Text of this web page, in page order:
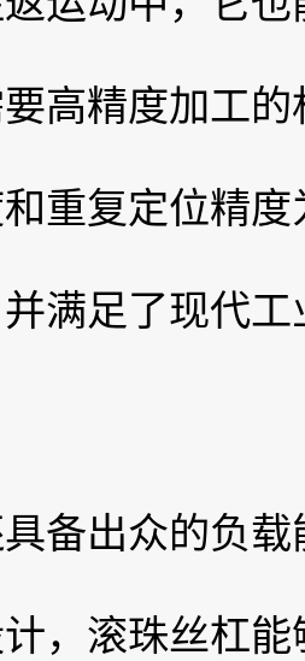
高精度加工
重复定位精
满足了现代
备出众的负
，滚珠丝杠